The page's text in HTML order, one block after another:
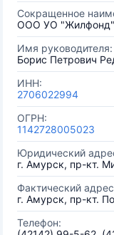
Сокращенное
ООО УО "Жилфонд"
Имя руководителя:
Борис Петрович
ИНН:
2706022994
ОГРН:
1142728005023
Юридический
г. Амурск, пр-кт.
Фактический
г. Амурск, пр-кт.
Телефон: